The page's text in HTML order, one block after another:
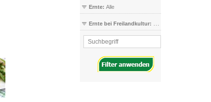
Ernte: Alle
Ernte bei Freilandkultur: